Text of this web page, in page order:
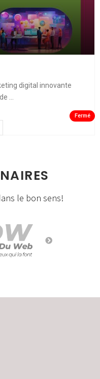
digital innovante
...
Fermé
le bon sens!